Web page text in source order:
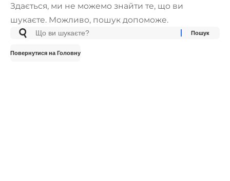
Здається, ми не можемо знайти те, що ви
шукаєте. Можливо, пошук допоможе.
Повернутися на Головну